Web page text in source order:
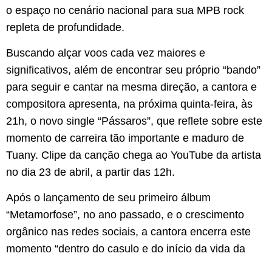
o espaço no cenário nacional para sua MPB rock
repleta de profundidade.
Buscando alçar voos cada vez maiores e
significativos, além de encontrar seu próprio “bando”
para seguir e cantar na mesma direção, a cantora e
compositora apresenta, na próxima quinta-feira, às
21h, o novo single “Pássaros”, que reflete sobre este
momento de carreira tão importante e maduro de
Tuany. Clipe da canção chega ao YouTube da artista
no dia 23 de abril, a partir das 12h.
Após o lançamento de seu primeiro álbum
“Metamorfose”, no ano passado, e o crescimento
orgânico nas redes sociais, a cantora encerra este
momento “dentro do casulo e do início da vida da